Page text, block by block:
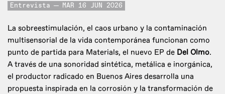
Entrevista MAR 16 JUN 2026
La sobreestimulación, el caos urbano y la contaminación
multisensorial de la vida contemporánea funcionan como
punto de partida para Materials, el nuevo EP de Del Olmo.
A través de una sonoridad sintética, metálica e inorgánica,
el productor radicado en Buenos Aires desarrolla una
propuesta inspirada en la corrosión y la transformación de